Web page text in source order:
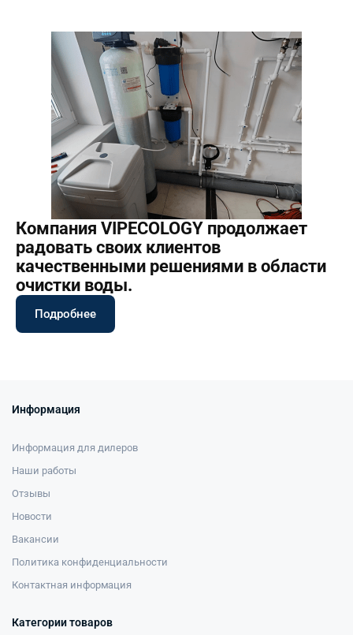
Компания VIPECOLOGY продолжает
радовать своих клиентов
качественными решениями в области
очистки воды.
Подробнее
Информация
Информация для дилеров
Наши работы
Отзывы
Новости
Вакансии
Политика конфиденциальности
Контактная информация
Категории товаров